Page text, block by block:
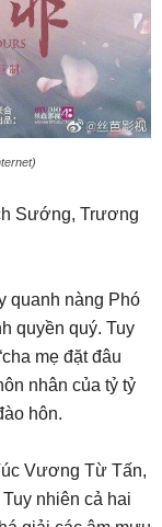
Sướng, Trương
quanh nàng Phó
quyền quý. Tuy
mẹ đặt đâu
nhân của tỷ tỷ
hôn.
Vương Từ Tấn,
nhiên cả hai